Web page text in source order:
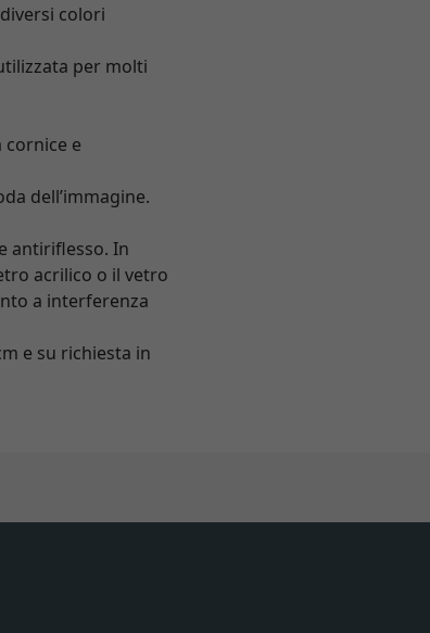
colori
per molti
e
dell’immagine.
antiriflesso. In
acrilico o il vetro
a interferenza
e su richiesta in